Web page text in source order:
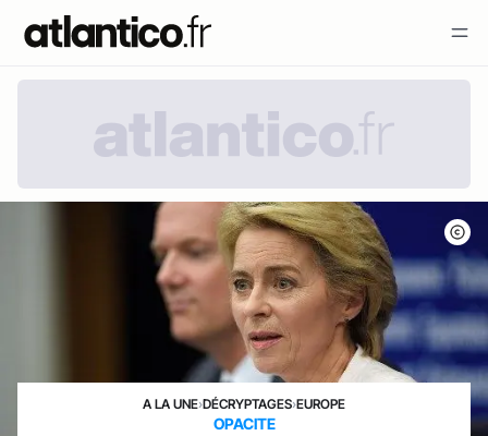
A LA UNE›DÉCRYPTAGES›EUROPE
OPACITE